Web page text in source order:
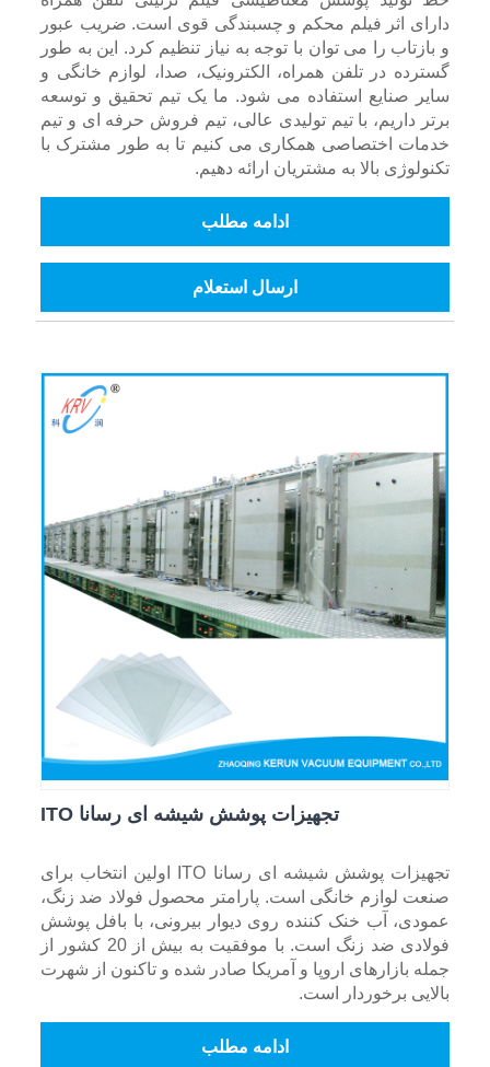
دارای اثر فیلم محکم و چسبندگی قوی است. ضریب عبور
و بازتاب را می توان با توجه به نیاز تنظیم کرد. این به طور
گسترده در تلفن همراه، الکترونیک، صدا، لوازم خانگی و
سایر صنایع استفاده می شود. ما یک تیم تحقیق و توسعه
برتر داریم، با تیم تولیدی عالی، تیم فروش حرفه ای و تیم
خدمات اختصاصی همکاری می کنیم تا به طور مشترک با
تکنولوژی بالا به مشتریان ارائه دهیم.
ادامه مطلب
ارسال استعلام
تجهیزات پوشش شیشه ای رسانا ITO
تجهیزات پوشش شیشه ای رسانا ITO اولین انتخاب برای
صنعت لوازم خانگی است. پارامتر محصول فولاد ضد زنگ،
عمودی، آب خنک کننده روی دیوار بیرونی، با بافل پوشش
فولادی ضد زنگ است. با موفقیت به بیش از 20 کشور از
جمله بازارهای اروپا و آمریکا صادر شده و تاکنون از شهرت
بالایی برخوردار است.
ادامه مطلب